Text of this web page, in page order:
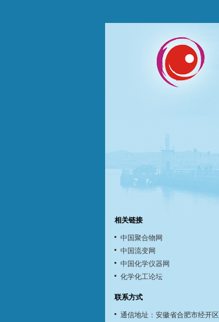
相关链接
中国聚合物网
中国流变网
中国化学仪器网
化学化工论坛
联系方式
通信地址：安徽省合肥市经开区